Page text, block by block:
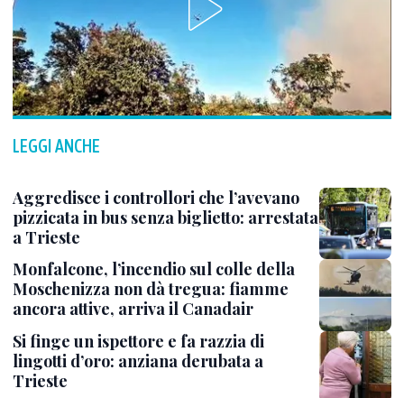
LEGGI ANCHE
Aggredisce i controllori che l’avevano
pizzicata in bus senza biglietto: arrestata
a Trieste
Monfalcone, l’incendio sul colle della
Moschenizza non dà tregua: fiamme
ancora attive, arriva il Canadair
Si finge un ispettore e fa razzia di
lingotti d’oro: anziana derubata a
Trieste